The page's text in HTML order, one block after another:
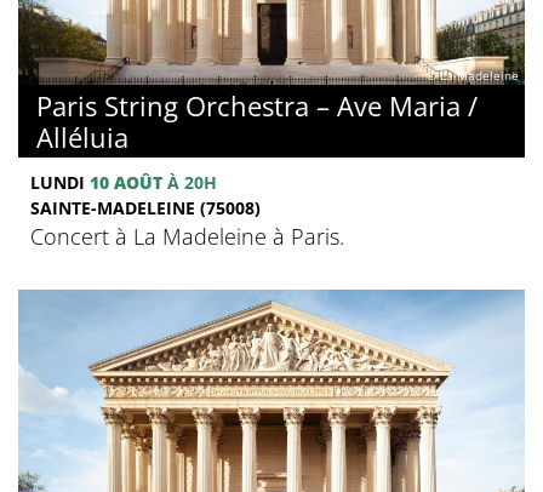
© La Madeleine
Paris String Orchestra – Ave Maria /
Alléluia
LUNDI 10 AOÛT À 20H
SAINTE-MADELEINE (75008)
Concert à La Madeleine à Paris.